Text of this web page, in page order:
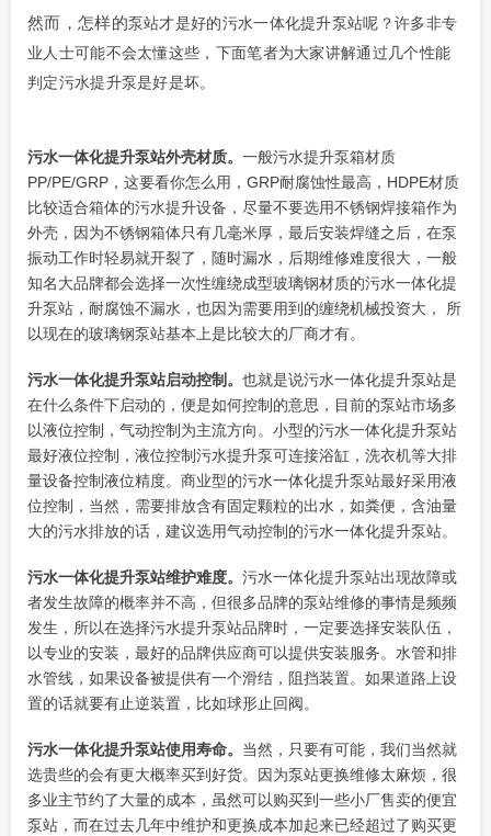
然而，怎样的泵站才是好的污水一体化提升泵站呢？许多非专
业人士可能不会太懂这些， 下面笔者为大家讲解通过几个性能
判定污水提升泵是好是坏。
污水一体化提升泵站外壳材质。 一般污水提升泵箱材质
PP/PE/GRP，这要看你怎么用，GRP耐腐蚀性最高，HDPE材质
比较适合箱体的污水提升设备，尽量不要选用不锈钢焊接箱作为
外壳，因为不锈钢箱体只有几毫米厚，最后安装焊缝之后，在泵
振动工作时轻易就开裂了，随时漏水，后期维修难度很大，一般
知名大品牌都会选择一次性缠绕成型玻璃钢材质的污水一体化提
升泵站 ，耐腐蚀不漏水，也因为需要用到的缠绕机械投资大， 所
以现在的玻璃钢泵站基本上是比较大的厂商才有。
污水一体化提升泵站启动控制。 也就是说污水一体化提升泵站是
在什么条件下启动的，便是如何控制的意思，目前的泵站市场多
以液位控制，气动控制为主流方向。小型的污水一体化提升泵站
最好液位控制，液位控制污水提升泵可连接浴缸，洗衣机等大排
量设备控制液位精度。商业型的污水一体化提升泵站最好采用液
位控制，当然，需要排放含有固定颗粒的出水，如粪便，含油量
大的污水排放的话，建议选用气动控制的污水一体化提升泵站。
污水一体化提升泵站维护难度。 污水一体化提升泵站出现故障或
者发生故障的概率并不高，但很多品牌的泵站维修的事情是频频
发生， 所以在选择污水提升泵站品牌时，一定要选择安装队伍，
以专业的安装，最好的品牌供应商可以提供安装服务。水管和排
水管线，如果设备被提供有一个滑结，阻挡装置。如果道路上设
置的话就要有止逆装置，比如球形止回阀。
污水一体化提升泵站使用寿命。 当然，只要有可能，我们当然就
选贵些的会有更大概率买到好货。因为泵站更换维修太麻烦，很
多业主节约了大量的成本，虽然可以购买到一些小厂售卖的便宜
泵站，而在过去几年中维护和更换成本加起来已经超过了购买更